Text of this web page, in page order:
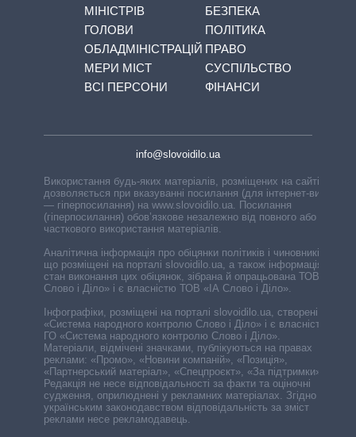
МІНІСТРІВ
ГОЛОВИ
ОБЛАДМІНІСТРАЦІЙ
МЕРИ МІСТ
ВСІ ПЕРСОНИ
БЕЗПЕКА
ПОЛІТИКА
ПРАВО
СУСПІЛЬСТВО
ФІНАНСИ
info@slovoidilo.ua
Використання будь-яких матеріалів, розміщених на сайті,
дозволяється при вказуванні посилання (для інтернет-видань
— гіперпосилання) на www.slovoidilo.ua. Посилання
(гіперпосилання) обов’язкове незалежно від повного або
часткового використання матеріалів.
Аналітична інформація про обіцянки політиків і чиновників,
що розміщені на порталі slovoidilo.ua, а також інформація про
стан виконання цих обіцянок, зібрана й опрацьована ТОВ «ІА
Слово і Діло» і є власністю ТОВ «ІА Слово і Діло».
Інфографіки, розміщені на порталі slovoidilo.ua, створені ГО
«Система народного контролю Слово і Діло» і є власністю
ГО «Система народного контролю Слово і Діло».
Матеріали, відмічені значками, публікуються на правах
реклами: «Промо», «Новини компаній», «Позиція»,
«Партнерський матеріал», «Спецпроєкт», «За підтримки».
Редакція не несе відповідальності за факти та оціночні
судження, оприлюднені у рекламних матеріалах. Згідно з
українським законодавством відповідальність за зміст
реклами несе рекламодавець.